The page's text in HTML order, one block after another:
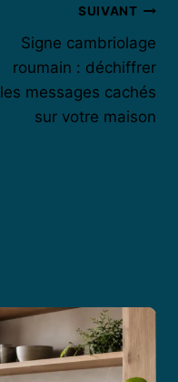
SUIVANT
Signe cambriolage
roumain : déchiffrer
les messages cachés
sur votre maison